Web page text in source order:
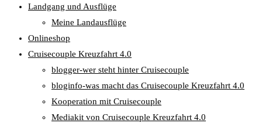
Landgang und Ausflüge
Meine Landausflüge
Onlineshop
Cruisecouple Kreuzfahrt 4.0
blogger-wer steht hinter Cruisecouple
bloginfo-was macht das Cruisecouple Kreuzfahrt 4.0
Kooperation mit Cruisecouple
Mediakit von Cruisecouple Kreuzfahrt 4.0